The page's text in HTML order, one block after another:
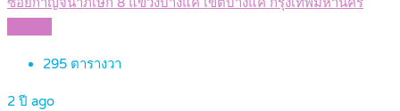
295 ตารางวา
2 ปี ago